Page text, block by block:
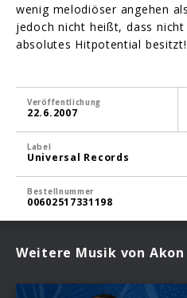
wenig melodiöser angehen
jedoch nicht heißt, dass
absolutes Hitpotential besitzt!
Veröffentlichung
22.6.2007
Label
Universal Records
Bestellnummer
00602517331198
Weitere Musik von Akon